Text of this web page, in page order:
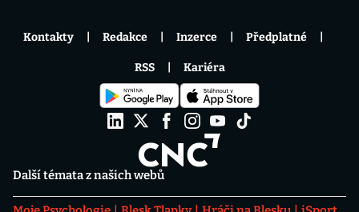
Další témata z našich webů
Kontakty Redakce Inzerce Předplatné
RSS Kariéra